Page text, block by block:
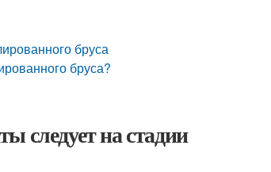
бруса
бруса?
следует на стадии